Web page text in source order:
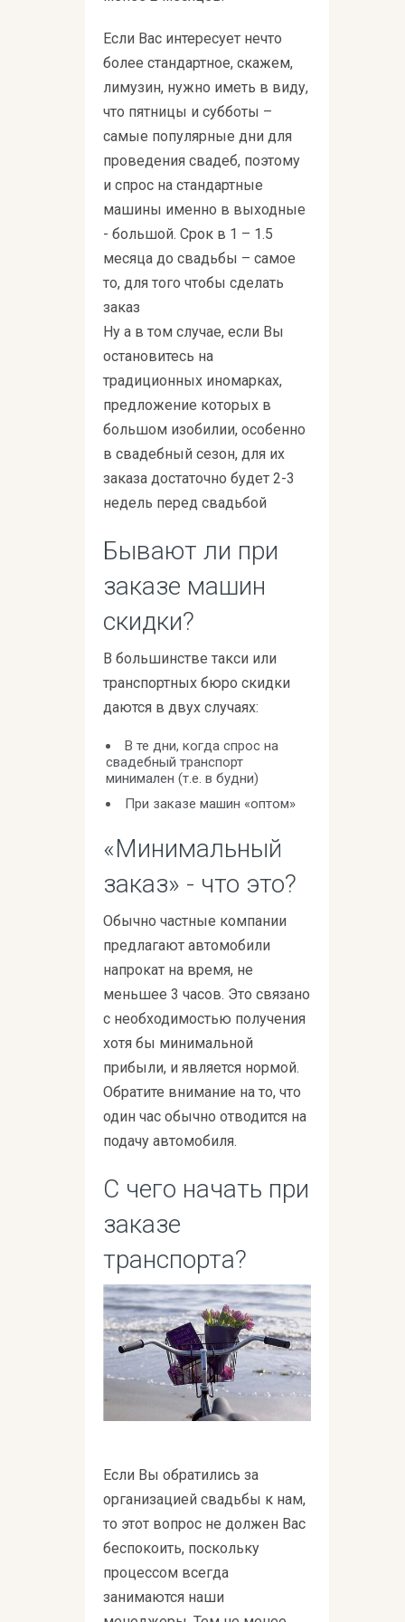
Если Вас интересует нечто
более стандартное, скажем,
лимузин, нужно иметь в виду,
что пятницы и субботы –
самые популярные дни для
проведения свадеб, поэтому
и спрос на стандартные
машины именно в выходные
- большой. Срок в 1 – 1.5
месяца до свадьбы – самое
то, для того чтобы сделать
заказ
Ну а в том случае, если Вы
остановитесь на
традиционных иномарках,
предложение которых в
большом изобилии, особенно
в свадебный сезон, для их
заказа достаточно будет 2-3
недель перед свадьбой
Бывают ли при
заказе машин
скидки?
В большинстве такси или
транспортных бюро скидки
даются в двух случаях:
В те дни, когда спрос на
свадебный транспорт
минимален (т.е. в будни)
При заказе машин «оптом»
«Минимальный
заказ» - что это?
Обычно частные компании
предлагают автомобили
напрокат на время, не
меньшее 3 часов. Это связано
с необходимостью получения
хотя бы минимальной
прибыли, и является нормой.
Обратите внимание на то, что
один час обычно отводится на
подачу автомобиля.
С чего начать при
заказе
транспорта?
Если Вы обратились за
организацией свадьбы к нам,
то этот вопрос не должен Вас
беспокоить, поскольку
процессом всегда
занимаются наши